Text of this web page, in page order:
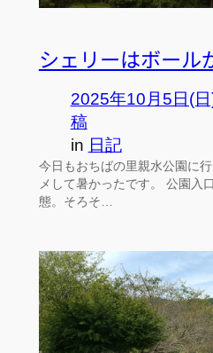
シェリーはボール
2025年10月5日(
稿
in 日記
今日もおちばの里親水公園に
メして暑かったです。 公園入
態。そろそ…